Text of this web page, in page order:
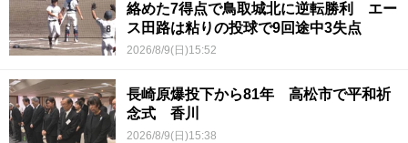
絡めた7得点で鳥取城北に逆転勝利 エー
ス田路は粘りの投球で9回途中3失点
2026/8/9(日)15:52
長崎原爆投下から81年 高松市で平和祈
念式 香川
2026/8/9(日)15:38